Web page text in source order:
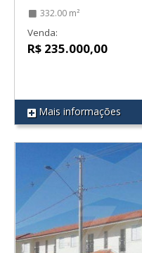
REF 26
332.00 m²
Venda:
R$ 235.000,00
Mais informações